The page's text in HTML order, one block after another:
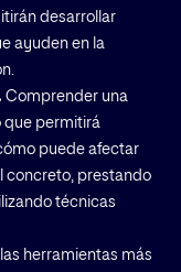
desarrollar
ayuden en la
Comprender una
que permitirá
puede afectar
concreto, prestando
técnicas
herramientas más